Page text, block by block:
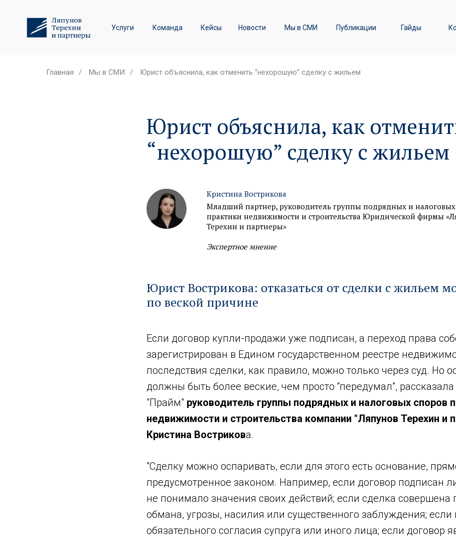
Команда
Услуги Мы в СМИ Публикации Гайды
Кейсы Новости
Железнодорожные перевозки
Лизинговые споры
Главная / Мы в СМИ / Юрист объяснила, как отменить “нехорошую” сделку с жильем
Юрист объяснила, как
“нехорошую” сделку с жильем
Кристина Вострикова
Младший партнер, руководитель группы подрядных и налоговых
практики недвижимости и строительства Юридической фирмы
Терехин и партнеры»
Экспертное мнение
Юрист Вострикова: отказаться от сделки с жильем
по веской причине
Если договор купли-продажи уже подписан, а переход права
зарегистрирован в Едином государственном реестре
последствия сделки, как правило, можно только через суд. Но
должны быть более веские, чем просто “передумал”, рассказала
"Прайм" руководитель группы подрядных и налоговых споров
недвижимости и строительства компании "Ляпунов Терехин и
Кристина Вострикова.
"Сделку можно оспаривать, если для этого есть основание,
предусмотренное законом. Например, если договор подписан
не понимало значения своих действий; если сделка совершена
обмана, угрозы, насилия или существенного заблуждения;
обязательного согласия супруга или иного лица; если договор